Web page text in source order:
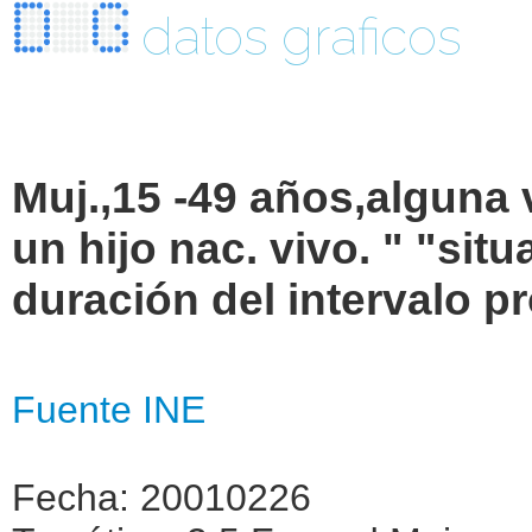
datos graficos
Muj.,15 -49
un hijo nac. vivo. "
duración del intervalo
Fuente INE
Fecha: 20010226